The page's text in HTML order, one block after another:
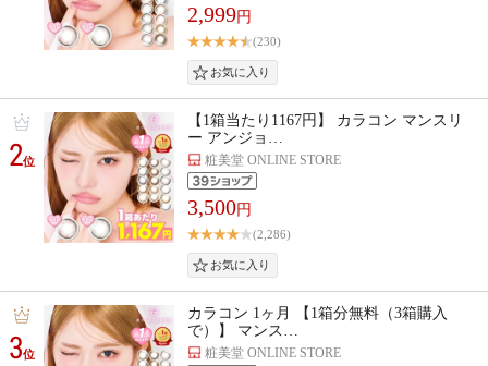
2,999円
(230)
2位
【1箱当たり1167円】 カラコン マンスリ
ー アンジョ…
粧美堂 ONLINE STORE
3,500円
(2,286)
3位
カラコン 1ヶ月 【1箱分無料（3箱購入
で）】 マンス…
粧美堂 ONLINE STORE